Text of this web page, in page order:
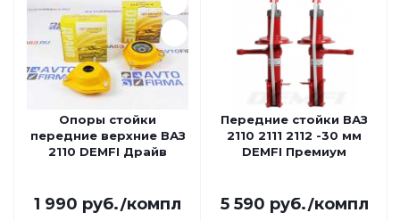
Опоры стойки
передние верхние ВАЗ
2110 DEMFI Драйв
1 990 руб./компл
Передние стойки ВАЗ
2110 2111 2112 -30 мм
DEMFI Премиум
5 590 руб./компл